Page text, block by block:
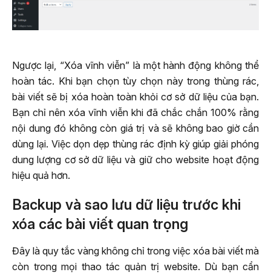
Ngược lại, “Xóa vĩnh viễn” là một hành động không thể
hoàn tác. Khi bạn chọn tùy chọn này trong thùng rác,
bài viết sẽ bị xóa hoàn toàn khỏi cơ sở dữ liệu của bạn.
Bạn chỉ nên xóa vĩnh viễn khi đã chắc chắn 100% rằng
nội dung đó không còn giá trị và sẽ không bao giờ cần
dùng lại. Việc dọn dẹp thùng rác định kỳ giúp giải phóng
dung lượng cơ sở dữ liệu và giữ cho website hoạt động
hiệu quả hơn.
Backup và sao lưu dữ liệu trước khi
xóa các bài viết quan trọng
Đây là quy tắc vàng không chỉ trong việc xóa bài viết mà
còn trong mọi thao tác quản trị website. Dù bạn cẩn